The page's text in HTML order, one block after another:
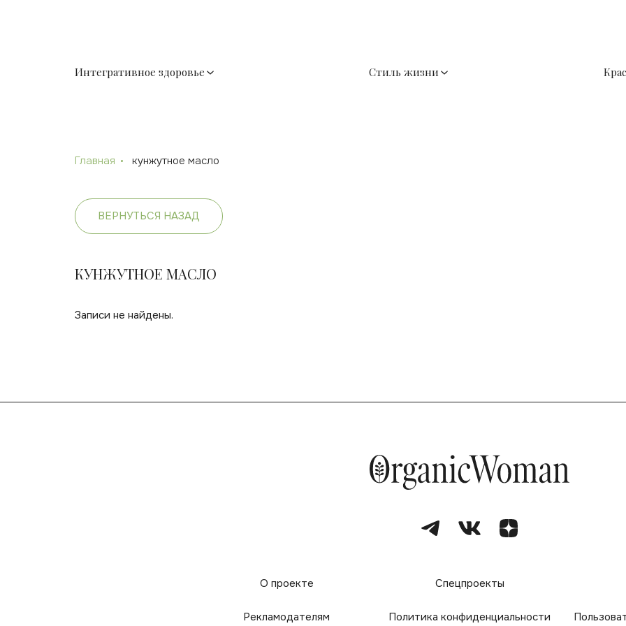
Интегративное здоровье Стиль жизни
Главная кунжутное масло
ВЕРНУТЬСЯ НАЗАД
КУНЖУТНОЕ МАСЛО
Записи не найдены.
О проекте Спецпроекты
Рекламодателям Политика конфиденциальности